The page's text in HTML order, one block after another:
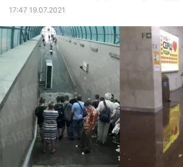
17:47 19.07.2021